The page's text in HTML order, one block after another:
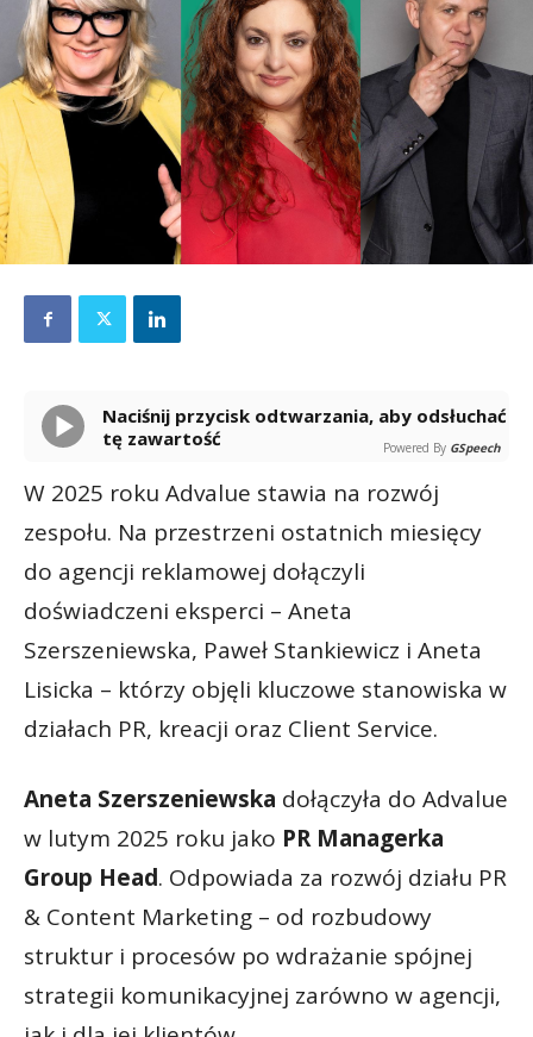
Naciśnij przycisk odtwarzania, aby odsłuchać
tę zawartość
Powered By GSpeech
W 2025 roku Advalue stawia na rozwój
zespołu. Na przestrzeni ostatnich miesięcy
do agencji reklamowej dołączyli
doświadczeni eksperci – Aneta
Szerszeniewska, Paweł Stankiewicz i Aneta
Lisicka – którzy objęli kluczowe stanowiska w
działach PR, kreacji oraz Client Service.
Aneta Szerszeniewska dołączyła do Advalue
w lutym 2025 roku jako PR Managerka
Group Head. Odpowiada za rozwój działu PR
& Content Marketing – od rozbudowy
struktur i procesów po wdrażanie spójnej
strategii komunikacyjnej zarówno w agencji,